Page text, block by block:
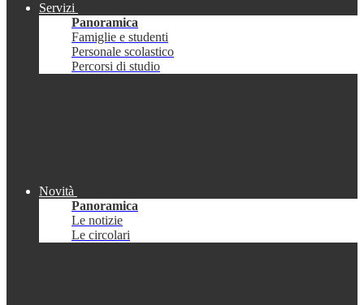
Servizi
Panoramica
Famiglie e studenti
Personale scolastico
Percorsi di studio
Novità
Panoramica
Le notizie
Le circolari